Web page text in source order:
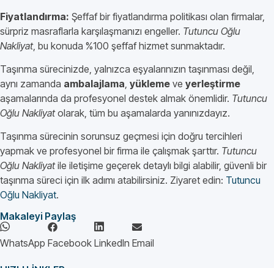
Fiyatlandırma: Şeffaf bir fiyatlandırma politikası olan firmalar,
sürpriz masraflarla karşılaşmanızı engeller. Tutuncu Oğlu
Nakliyat, bu konuda %100 şeffaf hizmet sunmaktadır.
Taşınma sürecinizde, yalnızca eşyalarınızın taşınması değil,
aynı zamanda ambalajlama, yükleme ve yerleştirme
aşamalarında da profesyonel destek almak önemlidir. Tutuncu
Oğlu Nakliyatolarak, tüm bu aşamalarda yanınızdayız.
Taşınma sürecinin sorunsuz geçmesi için doğru tercihleri
yapmak ve profesyonel bir firma ile çalışmak şarttır. Tutuncu
Oğlu Nakliyatile iletişime geçerek detaylı bilgi alabilir, güvenli bir
taşınma süreci için ilk adımı atabilirsiniz. Ziyaret edin: Tutuncu
Oğlu Nakliyat.
Makaleyi Paylaş
WhatsApp Facebook LinkedIn Email